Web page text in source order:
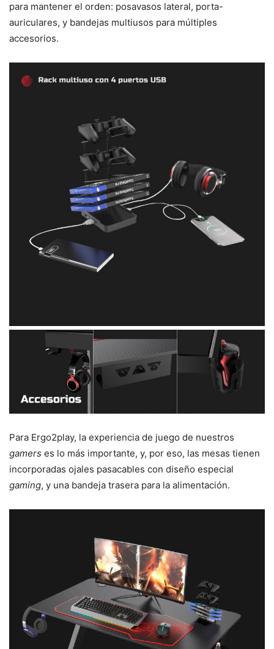
para mantener el orden: posavasos lateral, porta-
auriculares, y bandejas multiusos para múltiples
accesorios.
Para Ergo2play, la experiencia de juego de nuestros
gamers es lo más importante, y, por eso, las mesas tienen
incorporadas ojales pasacables con diseño especial
gaming, y una bandeja trasera para la alimentación.